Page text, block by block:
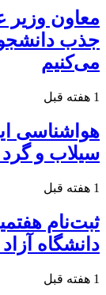
معاون وزیر
جذب
می‌کنیم
1 هفته قبل
هواشناسی
سیلاب و
1 هفته قبل
ثبت‌نام
دانشگاه آزاد تا ۱۶ مرداد
1 هفته قبل